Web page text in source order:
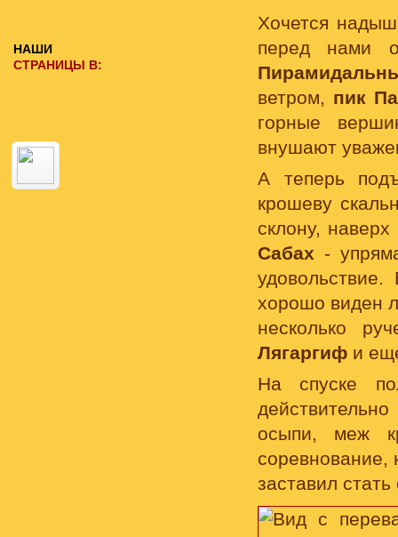
Хочется
перед нами
ветром, пик
горные
внушают
А теперь
крошеву
склону,
Сабах -
хорошо виден
несколько
Лягаргиф и
На спуске
осыпи, меж
соревнование,
заставил
НАШИ
СТРАНИЦЫ В: